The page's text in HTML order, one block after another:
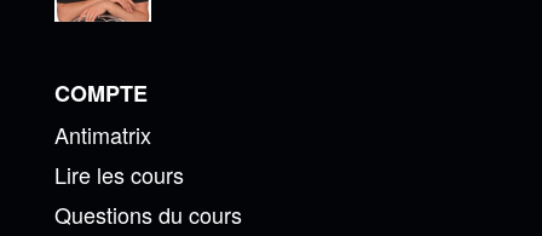
COMPTE
Antimatrix
Lire les cours
Questions du cours